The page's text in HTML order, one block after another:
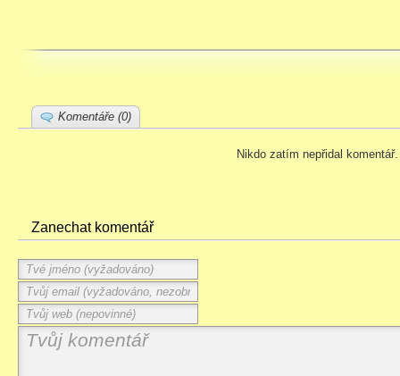
Komentáře (0)
Nikdo zatím nepřidal komentář.
Zanechat komentář